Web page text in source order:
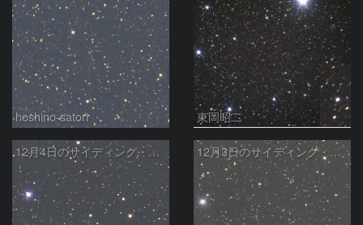
hoshino-satori 東岡昭二
12月4日のサイディング・スプリング彗星 12月3日のサイディング・スプリング彗星